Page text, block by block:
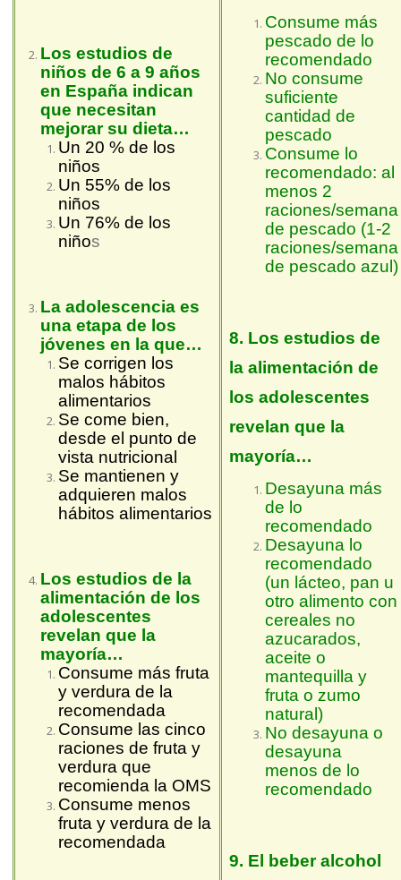
Los estudios de
niños de 6 a 9 años
en España indican
que necesitan
mejorar su dieta…
Un 20 % de los
niños
Un 55% de los
niños
Un 76% de los
niños
La adolescencia es
una etapa de los
jóvenes en la que…
Se corrigen los
malos hábitos
alimentarios
Se come bien,
desde el punto de
vista nutricional
Se mantienen y
adquieren malos
hábitos alimentarios
Los estudios de la
alimentación de los
adolescentes
revelan que la
mayoría…
Consume más fruta
y verdura de la
recomendada
Consume las cinco
raciones de fruta y
verdura que
recomienda la OMS
Consume menos
fruta y verdura de la
recomendada
Consume más
pescado de lo
recomendado
No consume
suficiente
cantidad de
pescado
Consume lo
recomendado: al
menos 2
raciones/semana
de pescado (1-2
raciones/semana
de pescado azul)
8. Los estudios de
la alimentación de
los adolescentes
revelan que la
mayoría…
Desayuna más
de lo
recomendado
Desayuna lo
recomendado
(un lácteo, pan u
otro alimento con
cereales no
azucarados,
aceite o
mantequilla y
fruta o zumo
natural)
No desayuna o
desayuna
menos de lo
recomendado
9. El beber alcohol